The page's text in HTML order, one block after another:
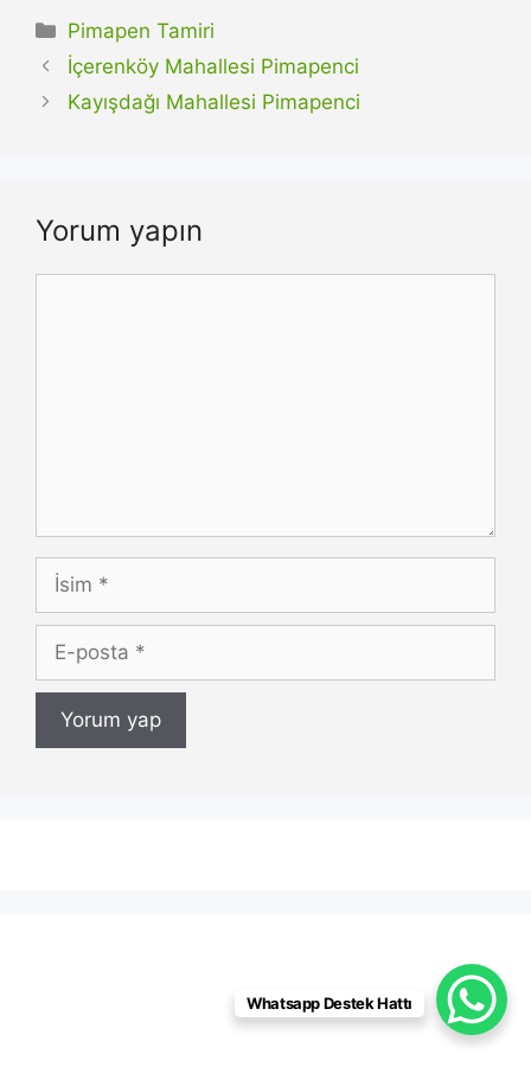
Kategoriler
Pimapen Tamiri
İçerenköy Mahallesi Pimapenci
Kayışdağı Mahallesi Pimapenci
Yorum yapın
İsim
posta
Whatsapp Destek Hattı